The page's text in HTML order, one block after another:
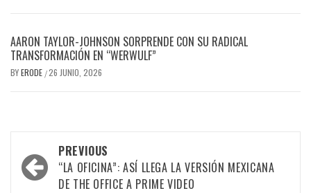
AARON TAYLOR-JOHNSON SORPRENDE CON SU RADICAL
TRANSFORMACIÓN EN “WERWULF”
BYERODE /26 JUNIO, 2026
PREVIOUS
“LA OFICINA”: ASÍ LLEGA LA VERSIÓN MEXICANA
DE THE OFFICE A PRIME VIDEO